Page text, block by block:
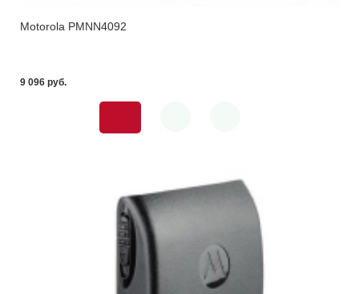
Motorola PMNN4092
9 096 pуб.